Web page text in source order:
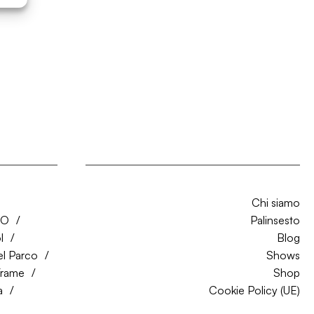
Parco
Chi siamo
Palinsesto
Blog
Shows
Shop
Cookie Policy (UE)